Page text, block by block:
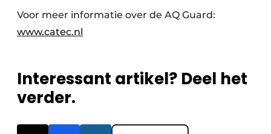
Voor meer informatie over de AQ Guard:
www.catec.nl
Interessant artikel? Deel het
verder.